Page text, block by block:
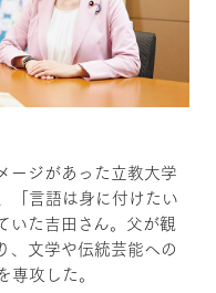
ージがあった立教大学
「言語は身に付けたい
いた吉田さん。父が観
、文学や伝統芸能への
攻した。